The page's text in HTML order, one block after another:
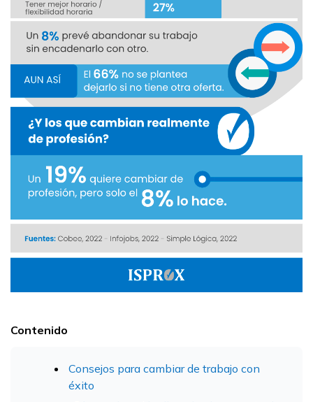
Contenido
Consejos para cambiar de trabajo con
éxito